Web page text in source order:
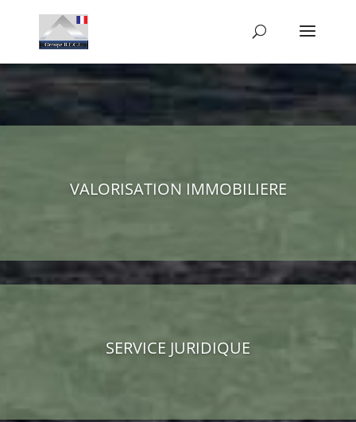
VALORISATION IMMOBILIERE
SERVICE JURIDIQUE